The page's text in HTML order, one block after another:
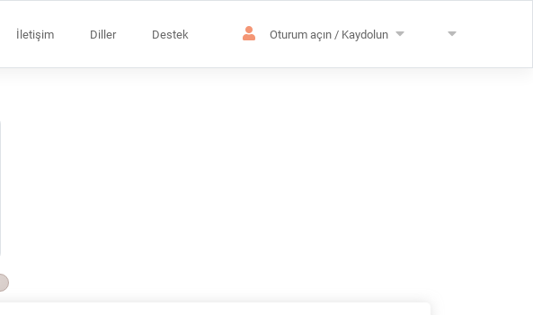
İletişim Diller Destek Oturum açın / Kaydolun